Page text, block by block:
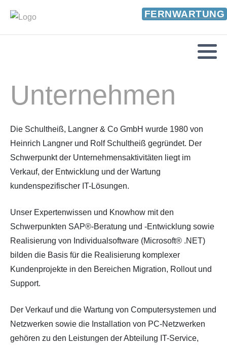
FERNWARTUNG
Unternehmen
Die Schultheiß, Langner & Co GmbH wurde 1980 von
Heinrich Langner und Rolf Schultheiß gegründet. Der
Schwerpunkt der Unternehmensaktivitäten liegt im
Verkauf, der Entwicklung und der Wartung
kundenspezifischer IT-Lösungen.
Unser Expertenwissen und Knowhow mit den
Schwerpunkten SAP®-Beratung und -Entwicklung sowie
Realisierung von Individualsoftware (Microsoft® .NET)
bilden die Basis für die Realisierung komplexer
Kundenprojekte in den Bereichen Migration, Rollout und
Support.
Der Verkauf und die Wartung von Computersystemen und
Netzwerken sowie die Installation von PC-Netzwerken
gehören zu den Leistungen der Abteilung IT-Service,